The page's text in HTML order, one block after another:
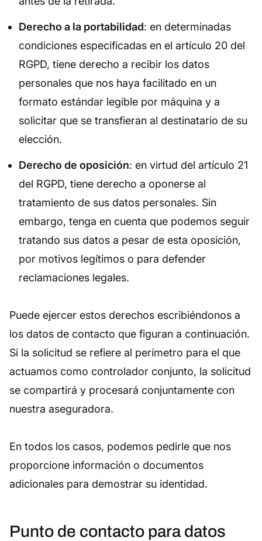
Derecho a la portabilidad: en determinadas
condiciones especificadas en el artículo 20 del
RGPD, tiene derecho a recibir los datos
personales que nos haya facilitado en un
formato estándar legible por máquina y a
solicitar que se transfieran al destinatario de su
elección.
Derecho de oposición: en virtud del artículo 21
del RGPD, tiene derecho a oponerse al
tratamiento de sus datos personales. Sin
embargo, tenga en cuenta que podemos seguir
tratando sus datos a pesar de esta oposición,
por motivos legítimos o para defender
reclamaciones legales.
Puede ejercer estos derechos escribiéndonos a
los datos de contacto que figuran a continuación.
Si la solicitud se refiere al perímetro para el que
actuamos como controlador conjunto, la solicitud
se compartirá y procesará conjuntamente con
nuestra aseguradora.
En todos los casos, podemos pedirle que nos
proporcione información o documentos
adicionales para demostrar su identidad.
Punto de contacto para datos